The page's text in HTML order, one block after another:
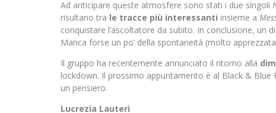
Ad anticipare queste atmosfere sono stati i due singoli
risultano tra le tracce più interessanti insieme a
conquistare l’ascoltatore da subito. In conclusione, un
Manca forse un po’ della spontaneità (molto
Il gruppo ha recentemente annunciato il ritorno alla
lockdown. Il prossimo appuntamento è al Black & Blue
un pensiero.
Lucrezia Lauteri